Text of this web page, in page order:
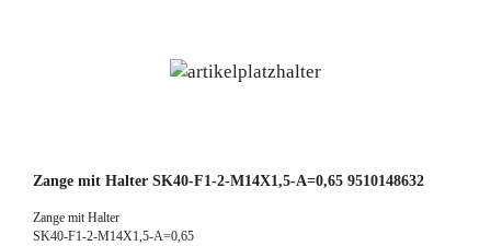
Zange mit Halter SK40-F1-2-M14X1,5-A=0,65 9510148632
Zange mit Halter
SK40-F1-2-M14X1,5-A=0,65